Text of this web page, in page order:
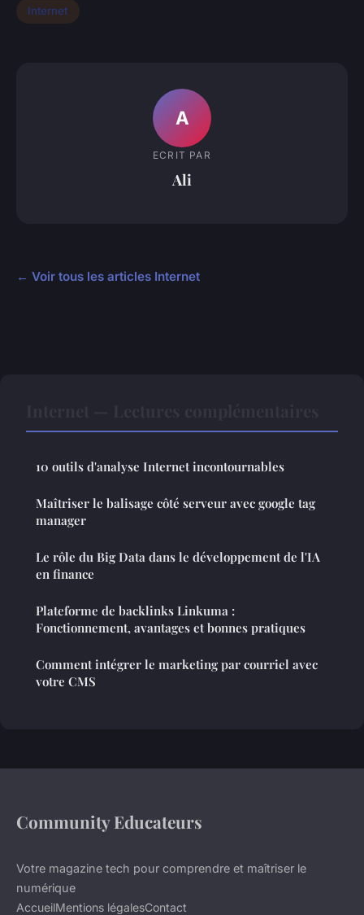
Internet
A
ECRIT PAR
Ali
← Voir tous les articles Internet
10 outils d'analyse Internet incontournables
Maîtriser le balisage côté serveur avec google tag
manager
Le rôle du Big Data dans le développement de l'IA
en finance
Plateforme de backlinks Linkuma :
Fonctionnement, avantages et bonnes pratiques
Comment intégrer le marketing par courriel avec
votre CMS
Community Educateurs
Votre magazine tech pour comprendre et maîtriser le
numérique
AccueilMentions légalesContact